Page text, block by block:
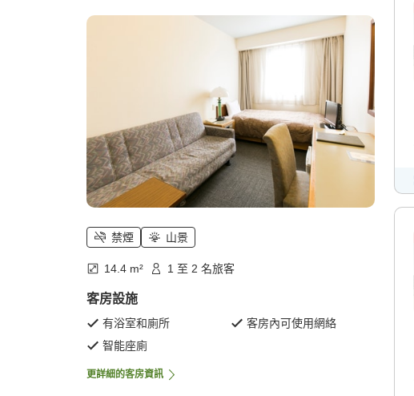
禁煙 山景
14.4 m² 1 至 2 名旅客
客房設施
有浴室和廁所
客房內可使用網絡
智能座廁
更詳細的客房資訊